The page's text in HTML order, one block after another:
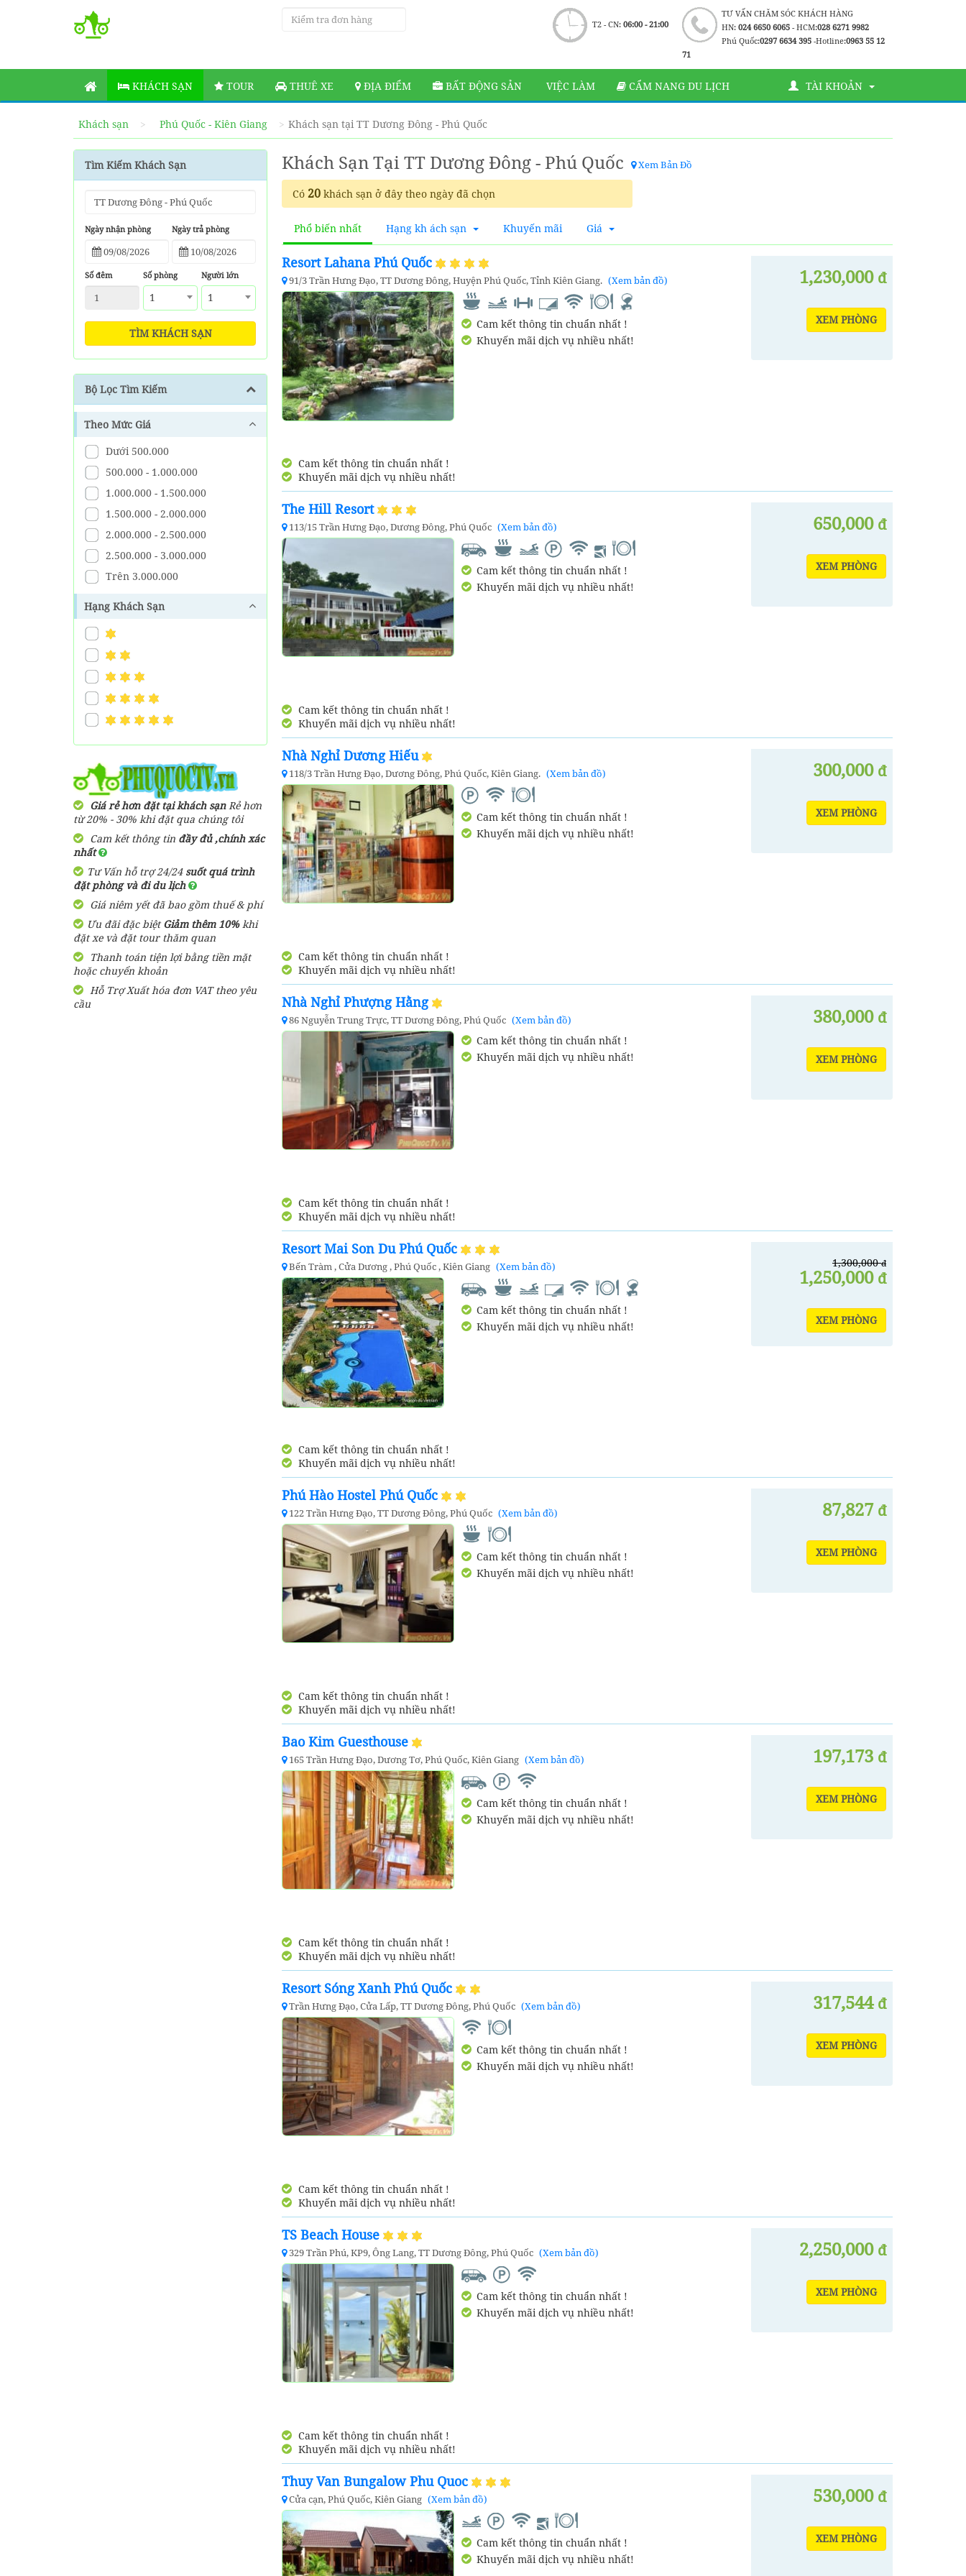
TƯ VẤN CHĂM SÓC KHÁCH HÀNG
HN: 024 6650 6065- HCM:028 6271 9982
Phú Quốc:0297 6634 395 -Hotline:0963 55 12
71
T2 - CN: 06:00 - 21:00
KHÁCH SẠN TOUR THUÊ XE ĐỊA ĐIỂM BẤT ĐỘNG SẢN VIỆC LÀM CẨM NANG DU LỊCH TÀI KHOẢN
Khách sạn Phú Quốc - Kiên Giang Khách sạn tại TT Dương Đông - Phú Quốc
Tìm Kiếm Khách Sạn
Ngày nhận phòng Ngày trả phòng
Số đêm Số phòng
1
Người lớn
1
TÌM KHÁCH SẠN
Bộ Lọc Tìm Kiếm
Theo Mức Giá
Dưới 500.000
500.000 - 1.000.000
1.000.000 - 1.500.000
1.500.000 - 2.000.000
2.000.000 - 2.500.000
2.500.000 - 3.000.000
Trên 3.000.000
Hạng Khách Sạn
Giá rẻ hơn đặt tại khách sạnRẻ hơn
từ 20% - 30% khi đặt qua chúng tôi
Cam kết thông tin đầy đủ ,chính xác
nhất
Tư Vấn hỗ trợ 24/24 suốt quá trình
đặt phòng và đi du lịch
Giá niêm yết đã bao gồm thuế & phí
Ưu đãi đặc biệtGiảm thêm 10%khi
đặt xe và đặt tour thăm quan
Thanh toán tiện lợi bằng tiền mặt
hoặc chuyển khoản
Hỗ Trợ Xuất hóa đơn VAT theo yêu
cầu
Khách Sạn Tại TT Dương Đông - Phú Quốc Xem Bản Đồ
Có 20 khách sạn ở đây theo ngày đã chọn
Phổ biến nhất Hạng kh ách sạn Khuyến mãi Giá
Resort Lahana Phú Quốc
91/3 Trần Hưng Đạo, TT Dương Đông, Huyện Phú Quốc, Tỉnh Kiên Giang. (Xem bản đồ)
Cam kết thông tin chuẩn nhất !
Khuyến mãi dịch vụ nhiều nhất!
1,230,000 đ
XEM PHÒNG
Cam kết thông tin chuẩn nhất !
Khuyến mãi dịch vụ nhiều nhất!
The Hill Resort
113/15 Trần Hưng Đạo, Dương Đông, Phú Quốc (Xem bản đồ)
Cam kết thông tin chuẩn nhất !
Khuyến mãi dịch vụ nhiều nhất!
650,000 đ
XEM PHÒNG
Cam kết thông tin chuẩn nhất !
Khuyến mãi dịch vụ nhiều nhất!
Nhà Nghỉ Dương Hiếu
118/3 Trần Hưng Đạo, Dương Đông, Phú Quốc, Kiên Giang. (Xem bản đồ)
Cam kết thông tin chuẩn nhất !
Khuyến mãi dịch vụ nhiều nhất!
300,000 đ
XEM PHÒNG
Cam kết thông tin chuẩn nhất !
Khuyến mãi dịch vụ nhiều nhất!
Nhà Nghỉ Phượng Hằng
86 Nguyễn Trung Trực, TT Dương Đông, Phú Quốc (Xem bản đồ)
Cam kết thông tin chuẩn nhất !
Khuyến mãi dịch vụ nhiều nhất!
380,000 đ
XEM PHÒNG
Cam kết thông tin chuẩn nhất !
Khuyến mãi dịch vụ nhiều nhất!
Resort Mai Son Du Phú Quốc
Bến Tràm , Cửa Dương , Phú Quốc , Kiên Giang (Xem bản đồ)
Cam kết thông tin chuẩn nhất !
Khuyến mãi dịch vụ nhiều nhất!
1,300,000đ
1,250,000 đ
XEM PHÒNG
Cam kết thông tin chuẩn nhất !
Khuyến mãi dịch vụ nhiều nhất!
Phú Hào Hostel Phú Quốc
122 Trần Hưng Đạo, TT Dương Đông, Phú Quốc (Xem bản đồ)
Cam kết thông tin chuẩn nhất !
Khuyến mãi dịch vụ nhiều nhất!
87,827 đ
XEM PHÒNG
Cam kết thông tin chuẩn nhất !
Khuyến mãi dịch vụ nhiều nhất!
Bao Kim Guesthouse
165 Trần Hưng Đạo, Dương Tơ, Phú Quốc, Kiên Giang (Xem bản đồ)
Cam kết thông tin chuẩn nhất !
Khuyến mãi dịch vụ nhiều nhất!
197,173 đ
XEM PHÒNG
Cam kết thông tin chuẩn nhất !
Khuyến mãi dịch vụ nhiều nhất!
Resort Sóng Xanh Phú Quốc
Trần Hưng Đạo, Cửa Lấp, TT Dương Đông, Phú Quốc (Xem bản đồ)
Cam kết thông tin chuẩn nhất !
Khuyến mãi dịch vụ nhiều nhất!
317,544 đ
XEM PHÒNG
Cam kết thông tin chuẩn nhất !
Khuyến mãi dịch vụ nhiều nhất!
TS Beach House
329 Trần Phú, KP9, Ông Lang, TT Dương Đông, Phú Quốc (Xem bản đồ)
Cam kết thông tin chuẩn nhất !
Khuyến mãi dịch vụ nhiều nhất!
2,250,000 đ
XEM PHÒNG
Cam kết thông tin chuẩn nhất !
Khuyến mãi dịch vụ nhiều nhất!
Thuy Van Bungalow Phu Quoc
Cửa cạn, Phú Quốc, Kiên Giang (Xem bản đồ)
Cam kết thông tin chuẩn nhất !
Khuyến mãi dịch vụ nhiều nhất!
530,000 đ
XEM PHÒNG